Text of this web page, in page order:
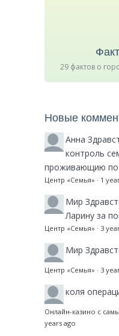
29 фактов о
Новые
Анна
контроль
проживающию по
Центр «Семья» · 1
Мир
Ларину за
Центр «Семья» · 3
Мир
Центр «Семья» · 3
коля
Онлайн-казино с
years ago